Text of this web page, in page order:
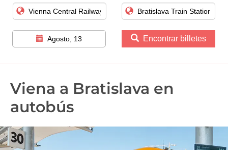
Agosto, 13 Encontrar billetes
Viena a Bratislava en
autobús